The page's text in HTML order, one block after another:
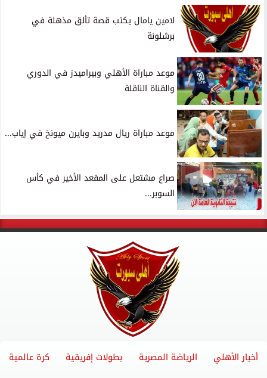
لامين يامال يكتب قصة تألق مذهلة في
برشلونة
موعد مباراة الأهلي وبيراميدز في الدوري
والقناة الناقلة
موعد مباراة ريال مدريد وبايرن ميونخ في إياب...
صراع مشتعل على المقعد الأخير في كأس
السوبر...
أخبار الأهلي الرياضة المصرية بطولات إفريقية كرة عالمية